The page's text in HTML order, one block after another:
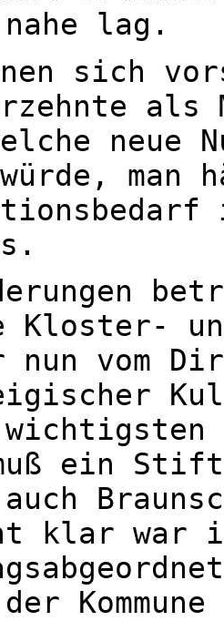
lag.
sich
als
neue
würde,
Kloster-
vom
ein
klar war